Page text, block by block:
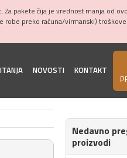
pakete čija je vrednost manja od
robe preko računa/virmanski)
NOVOSTI KONTAKT
Nedavno
proizvodi